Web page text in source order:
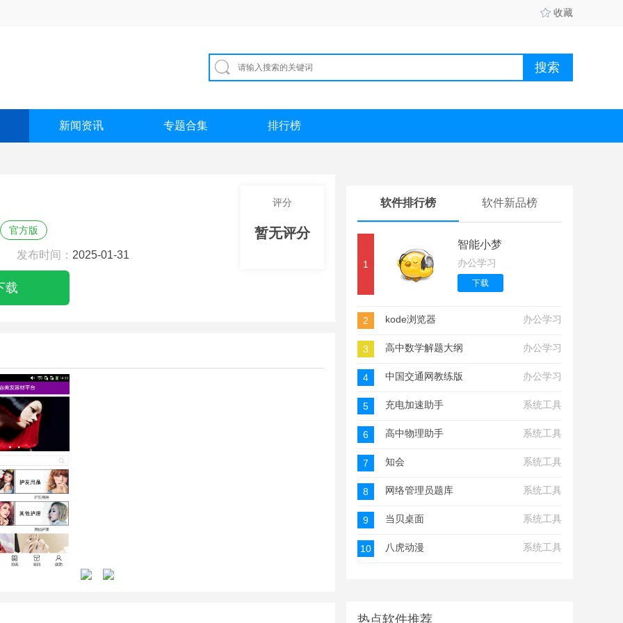
收藏
新闻资讯 专题合集 排行榜
官方版
发布时间： 2025-01-31
载
评分
暂无评分
软件排行榜 软件新品榜
1
智能小梦
办公学习
下载
2 kode浏览器 办公学习
3 高中数学解题大纲 办公学习
4 中国交通网教练版 办公学习
5 充电加速助手 系统工具
6 高中物理助手 系统工具
7 知会 系统工具
8 网络管理员题库 系统工具
9 当贝桌面 系统工具
10 八虎动漫 系统工具
热点软件推荐